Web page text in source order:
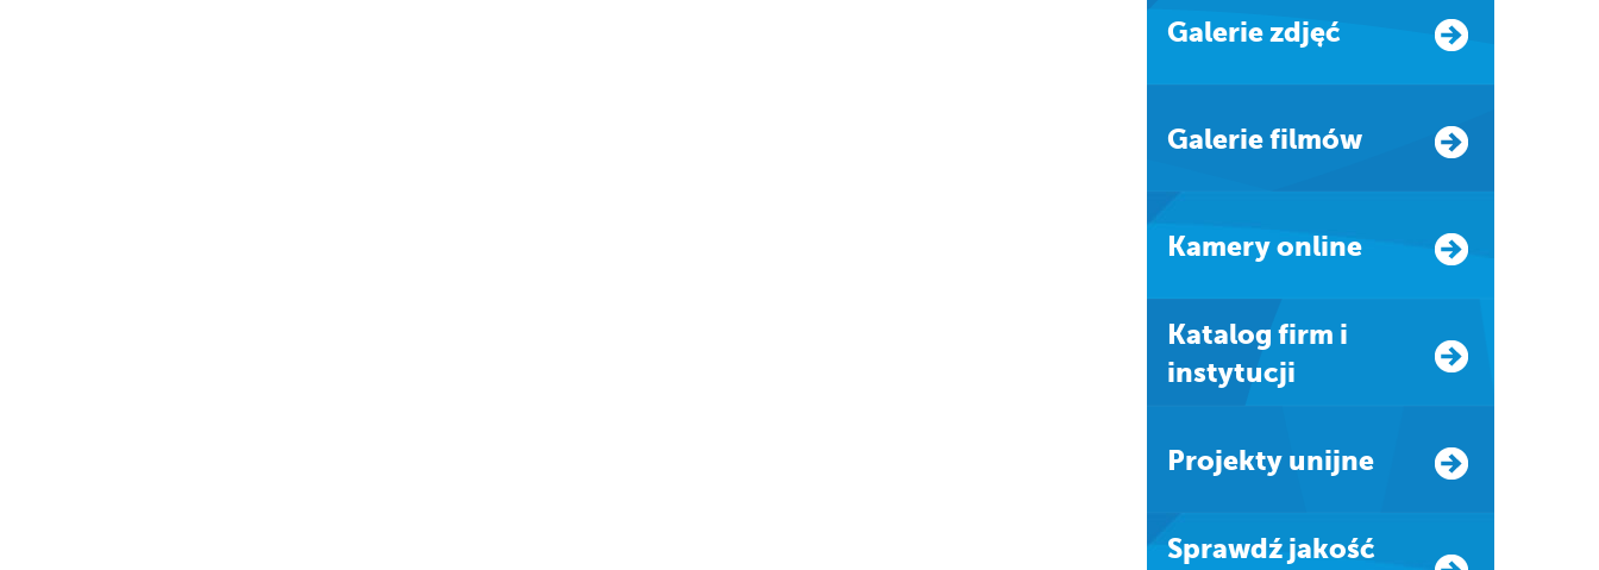
Galerie zdjęć
Galerie filmów
Kamery online
Katalog firm i
instytucji
Projekty unijne
Sprawdź jakość